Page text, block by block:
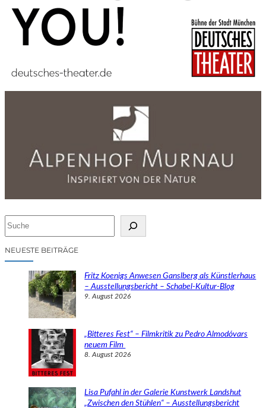
NEUESTE BEITRÄGE
Fritz Koenigs Anwesen Ganslberg als Künstlerhaus
– Ausstellungsbericht – Schabel-Kultur-Blog
9. August 2026
„Bitteres Fest“ – Filmkritik zu Pedro Almodóvars
neuem Film
8. August 2026
Lisa Pufahl in der Galerie Kunstwerk Landshut
„Zwischen den Stühlen“ – Ausstellungsbericht